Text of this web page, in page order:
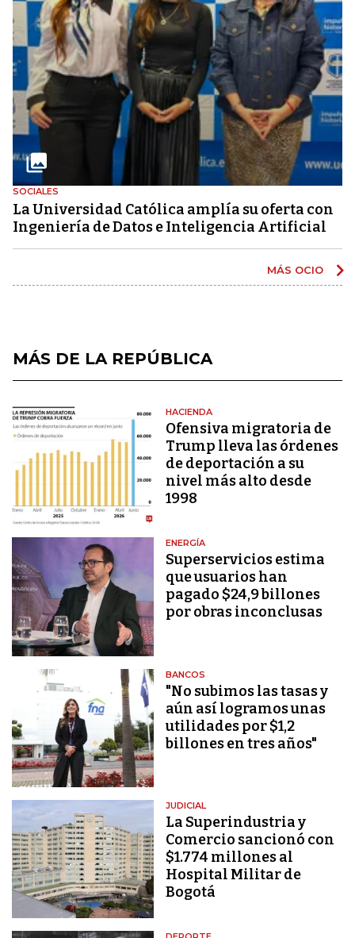
SOCIALES
La Universidad Católica amplía su oferta con
Ingeniería de Datos e Inteligencia Artificial
MÁS OCIO
MÁS DE LA REPÚBLICA
HACIENDA
Ofensiva migratoria de
Trump lleva las órdenes
de deportación a su
nivel más alto desde
1998
ENERGÍA
Superservicios estima
que usuarios han
pagado $24,9 billones
por obras inconclusas
BANCOS
"No subimos las tasas y
aún así logramos unas
utilidades por $1,2
billones en tres años"
JUDICIAL
La Superindustria y
Comercio sancionó con
$1.774 millones al
Hospital Militar de
Bogotá